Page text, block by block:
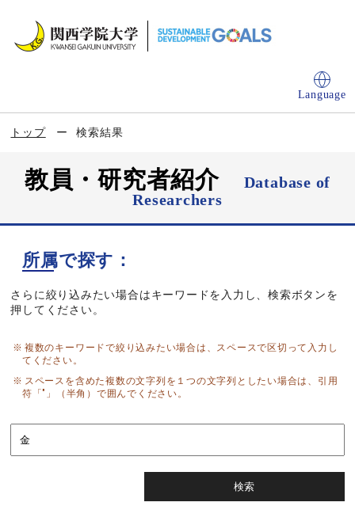
Language
トップ 検索結果
教員・研究者紹介
Database of
Researchers
所属で探す：
さらに絞り込みたい場合はキーワードを入力し、検索ボタンを
押してください。
複数のキーワードで絞り込みたい場合は、スペースで区切って入力し
てください。
スペースを含めた複数の文字列を１つの文字列としたい場合は、引用
符「"」（半角）で囲んでください。